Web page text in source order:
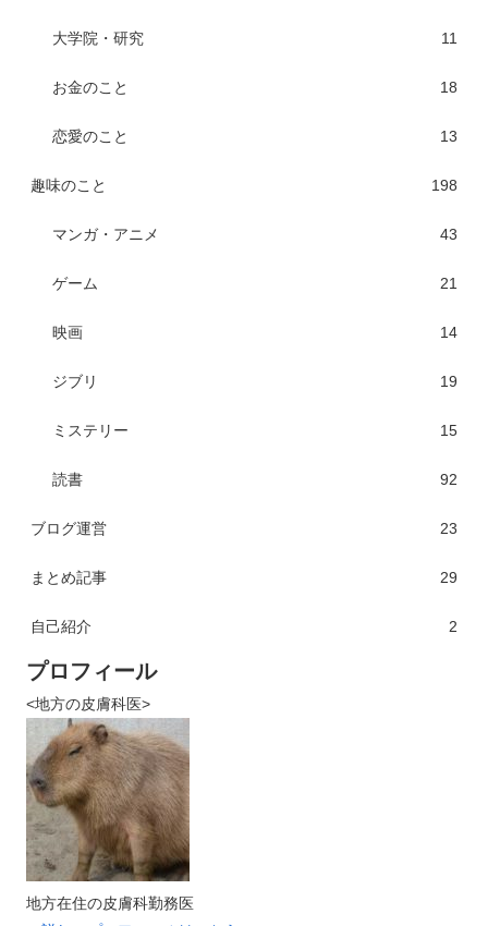
大学院・研究 11
お金のこと 18
恋愛のこと 13
趣味のこと 198
マンガ・アニメ 43
ゲーム 21
映画 14
ジブリ 19
ミステリー 15
読書 92
ブログ運営 23
まとめ記事 29
自己紹介 2
プロフィール
<地方の皮膚科医>
地方在住の皮膚科勤務医